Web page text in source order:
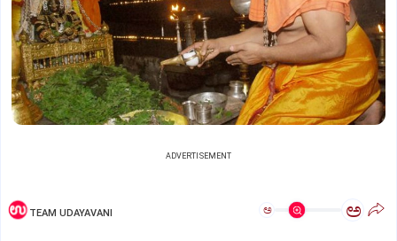
ADVERTISEMENT
TEAM UDAYAVANI ಅ ಅ